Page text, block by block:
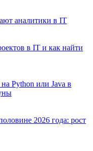
аналитики в IT
в IT и как найти
Python или Java в
2026 года: рост